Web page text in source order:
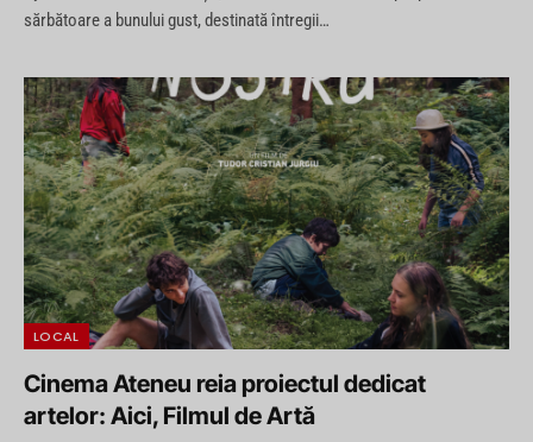
sărbătoare a bunului gust, destinată întregii…
LOCAL
Cinema Ateneu reia proiectul dedicat
artelor: Aici, Filmul de Artă